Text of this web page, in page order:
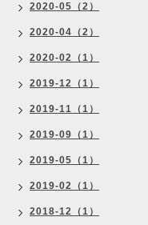
2020-05（2）
2020-04（2）
2020-02（1）
2019-12（1）
2019-11（1）
2019-09（1）
2019-05（1）
2019-02（1）
2018-12（1）